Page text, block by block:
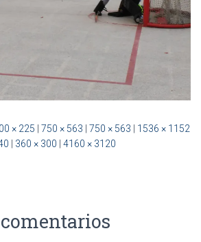
× 225 | 750 × 563 | 750 × 563 | 1536 × 1152
| 360 × 300 | 4160 × 3120